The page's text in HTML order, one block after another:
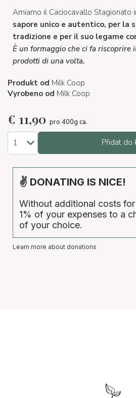
Amiamo il Caciocavallo Stagionato
sapore unico e autentico, per la
tradizione e per il suo legame
È un formaggio che ci fa riscoprire
prodotti di una volta.
Produkt od Milk Coop
Vyrobeno od Milk Coop
€ 11,90 pro 400g ca.
Přidat do
✌ DONATING IS NICE!
Without additional costs
1% of your expenses to a
of your choice.
Learn more about donations